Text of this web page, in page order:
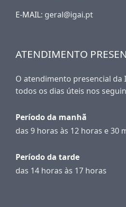
E-MAIL: geral@igai.pt
ATENDIMENTO
O atendimento presencial da
todos os dias úteis nos
Período da manhã
das 9 horas às 12 horas e 30
Período da tarde
das 14 horas às 17 horas